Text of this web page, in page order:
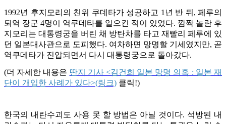
1992년 후지모리의 친위 쿠데타가 성공하고 1년 반 뒤, 페루의
퇴역 장군 4명이 역쿠데타를 일으킨 적이 있었다. 깜짝 놀란 후
지모리는 대통령궁을 버린 채 방탄차를 타고 재빨리 페루에 있
던 일본대사관으로 도피했다. 여차하면 망명할 기세였지만, 곧
역쿠데타가 진압되면서 다시 대통령궁으로 돌아갔다.
(더 자세한 내용은 딴지 기사 <김건희 일본 망명 의혹 : 일본 재
단이 개입한 사례가 있다>(링크) 클릭!)
한국의 내란수괴도 사용 못 할 방법은 아닐 것이다. 석방된 내